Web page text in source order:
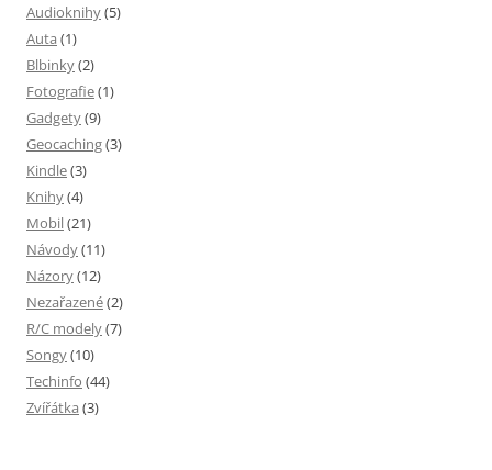
Audioknihy(5)
Auta (1)
Blbinky(2)
Fotografie(1)
Gadgety(9)
Geocaching(3)
Kindle(3)
Knihy(4)
Mobil(21)
Návody(11)
Názory(12)
Nezařazené(2)
R/C modely(7)
Songy(10)
Techinfo (44)
Zvířátka (3)